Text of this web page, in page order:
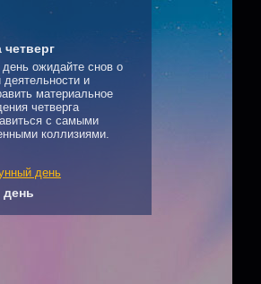
ожидайте снов о
и
материальное
четверга
с самыми
коллизиями.